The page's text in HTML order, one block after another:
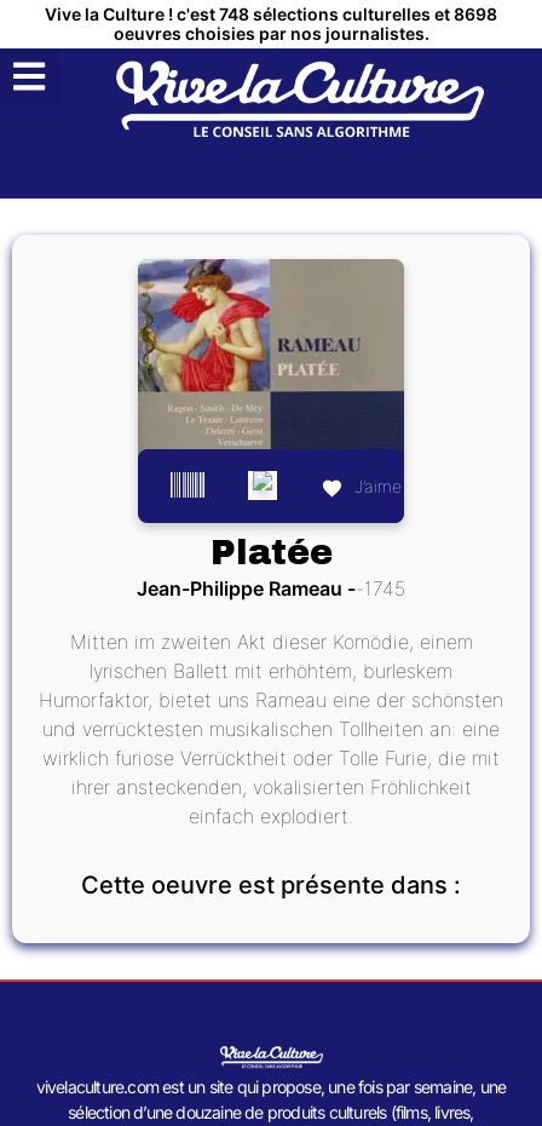
Vive la Culture ! c'est 748 sélections culturelles et 8698
oeuvres choisies par nos journalistes.
J’aime
Platée
Jean-Philippe Rameau 1745
Mitten im zweiten Akt dieser Komödie, einem
lyrischen Ballett mit erhöhtem, burleskem
Humorfaktor, bietet uns Rameau eine der schönsten
und verrücktesten musikalischen Tollheiten an: eine
wirklich furiose Verrücktheit oder Tolle Furie, die mit
ihrer ansteckenden, vokalisierten Fröhlichkeit
einfach explodiert.
Cette oeuvre est présente dans :
vivelaculture.com est un site qui propose, une fois par semaine, une
sélection d’une douzaine de produits culturels (films, livres,